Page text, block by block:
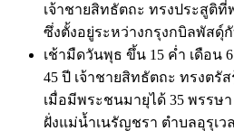
เจ้าชายสิทธัตถะ ทรงประสูติ
ซึ่งตั้งอยู่ระหว่างกรุงกบิลพัสดุ์
เช้ามืดวันพุธ ขึ้น 15 ค่ำ เดือน
45 ปี เจ้าชายสิทธัตถะ ทรงตรั
เมื่อมีพระชนมายุได้ 35 พรรษ
ฝั่งแม่น้ำเนรัญชรา ตำบลอุรุเ